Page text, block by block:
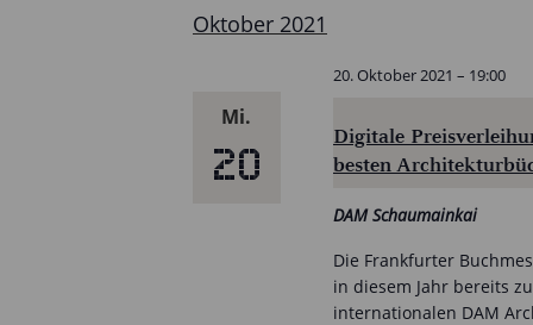
Oktober 2021
Mi.
20
Digitale
besten
20. Oktober 2021 – 19:00
DAM Schaumainkai
Die Frankfurter
in diesem Jahr bereits
internationalen DAM